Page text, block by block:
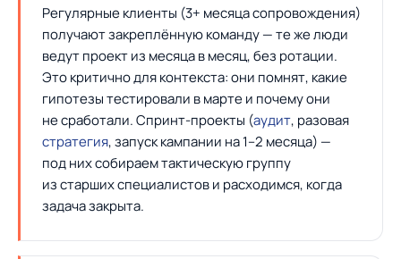
Регулярные клиенты (3+ месяца сопровождения)
получают закреплённую команду — те же люди
ведут проект из месяца в месяц, без ротации.
Это критично для контекста: они помнят, какие
гипотезы тестировали в марте и почему они
не сработали. Спринт-проекты (аудит, разовая
стратегия, запуск кампании на 1–2 месяца) —
под них собираем тактическую группу
из старших специалистов и расходимся, когда
задача закрыта.